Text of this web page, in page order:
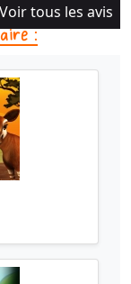
Voir tous les avis
: